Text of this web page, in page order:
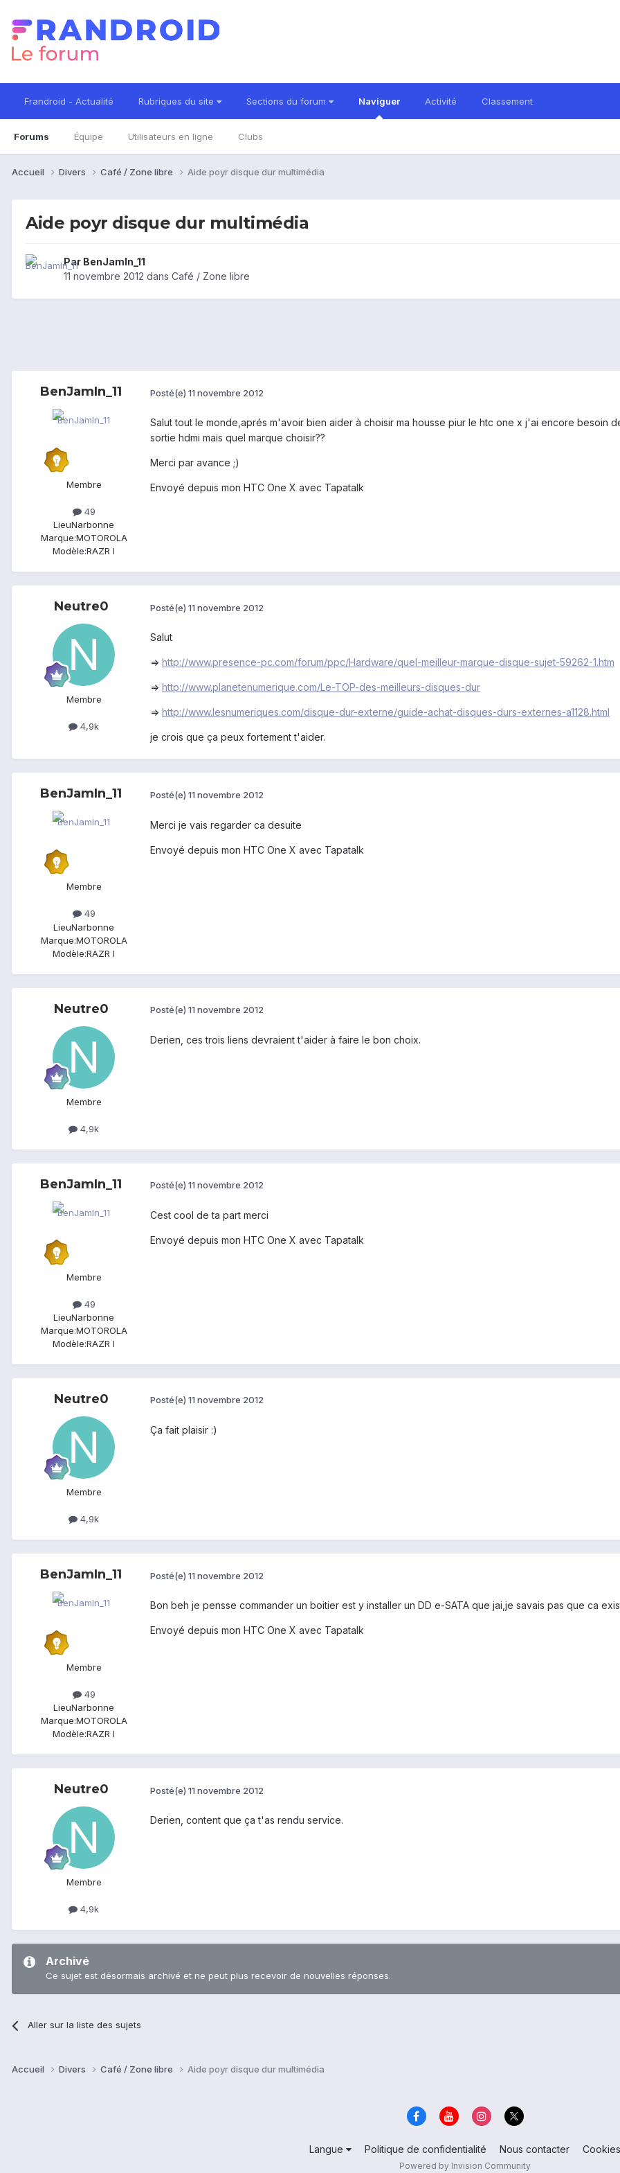
Frandroid - Actualité Rubriques du site Sections du forum Naviguer
Forums Équipe Utilisateurs en ligne Clubs
Activité Classement
Accueil Divers Café / Zone libre Aide poyr disque dur multimédia
Aide poyr disque dur multimédia
Par BenJamIn_11
11 novembre 2012 dans Café / Zone libre
BenJamIn_11
Membre
49
LieuNarbonne
Marque:MOTOROLA
Modèle:RAZR I
Posté(e) 11 novembre 2012
Salut tout le monde,aprés m'avoir bien aider à choisir ma housse piur le htc one x j'ai encore besoin
sortie hdmi mais quel marque choisir??
Merci par avance ;)
Envoyé depuis mon HTC One X avec Tapatalk
Neutre0
Membre
4,9k
Posté(e) 11 novembre 2012
Salut
=> http://www.presence-pc.com/forum/ppc/Hardware/quel-meilleur-marque-disque-sujet-59262-1.htm
=> http://www.planetenumerique.com/Le-TOP-des-meilleurs-disques-dur
=> http://www.lesnumeriques.com/disque-dur-externe/guide-achat-disques-durs-externes-a1128.html
je crois que ça peux fortement t'aider.
BenJamIn_11
Membre
49
LieuNarbonne
Marque:MOTOROLA
Modèle:RAZR I
Posté(e) 11 novembre 2012
Merci je vais regarder ca desuite
Envoyé depuis mon HTC One X avec Tapatalk
Neutre0
Membre
4,9k
Posté(e) 11 novembre 2012
Derien, ces trois liens devraient t'aider à faire le bon choix.
BenJamIn_11
Membre
49
LieuNarbonne
Marque:MOTOROLA
Modèle:RAZR I
Posté(e) 11 novembre 2012
Cest cool de ta part merci
Envoyé depuis mon HTC One X avec Tapatalk
Neutre0
Membre
4,9k
Posté(e) 11 novembre 2012
Ça fait plaisir :)
BenJamIn_11
Membre
49
LieuNarbonne
Marque:MOTOROLA
Modèle:RAZR I
Posté(e) 11 novembre 2012
Bon beh je pensse commander un boitier est y installer un DD e-SATA que jai,je savais pas que ca
Envoyé depuis mon HTC One X avec Tapatalk
Neutre0
Membre
4,9k
Posté(e) 11 novembre 2012
Derien, content que ça t'as rendu service.
Archivé
Ce sujet est désormais archivé et ne peut plus recevoir de nouvelles réponses.
Aller sur la liste des sujets
Accueil Divers Café / Zone libre Aide poyr disque dur multimédia
Langue Politique de confidentialité Nous contacter Cookies
Powered by Invision Community